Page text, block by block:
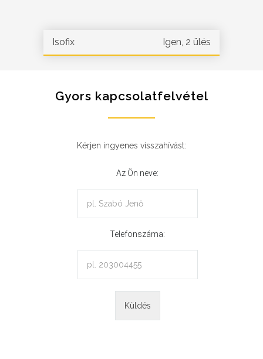
Isofix Igen, 2 ülés
Gyors kapcsolatfelvétel
Kérjen ingyenes visszahívást:
Az Ön neve:
Telefonszáma: